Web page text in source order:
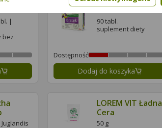
|
bez
Bratek
90 tabl.
suplement diety
Dostępność
Dodaj do koszyka
LOREM VIT Ładna
Cera
50 g